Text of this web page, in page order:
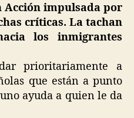
Acción impulsada por
críticas. La tachan
los inmigrantes
prioritariamente a
que están a punto
ayuda a quien le da